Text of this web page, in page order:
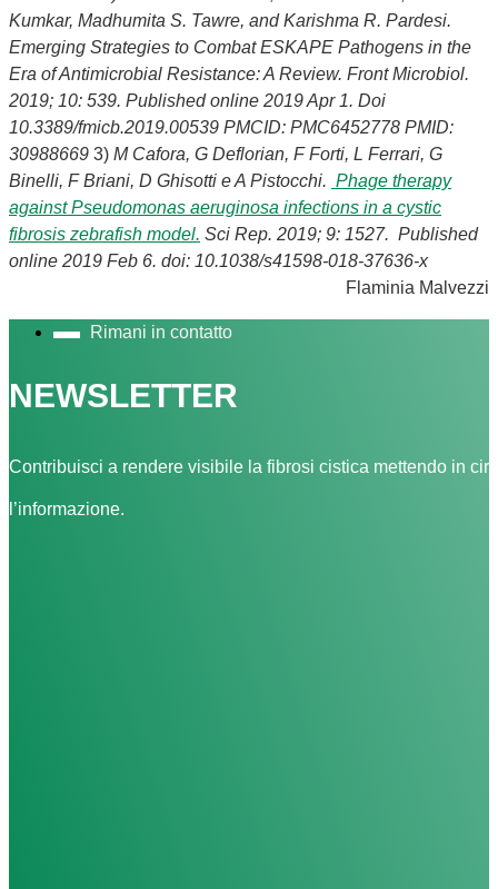
Kumkar, Madhumita S. Tawre, and Karishma R. Pardesi.
Emerging Strategies to Combat ESKAPE Pathogens in the
Era of Antimicrobial Resistance: A Review. Front Microbiol.
2019; 10: 539. Published online 2019 Apr 1. Doi
10.3389/fmicb.2019.00539 PMCID: PMC6452778 PMID:
30988669 3) M Cafora, G Deflorian, F Forti, L Ferrari, G
Binelli, F Briani, D Ghisotti e A Pistocchi. Phage therapy
against Pseudomonas aeruginosa infections in a cystic
fibrosis zebrafish model. Sci Rep. 2019; 9: 1527. Published
online 2019 Feb 6. doi: 10.1038/s41598-018-37636-x
Flaminia Malvezzi
Rimani in contatto
NEWSLETTER
Contribuisci a rendere visibile la fibrosi cistica mettendo in
l’informazione.